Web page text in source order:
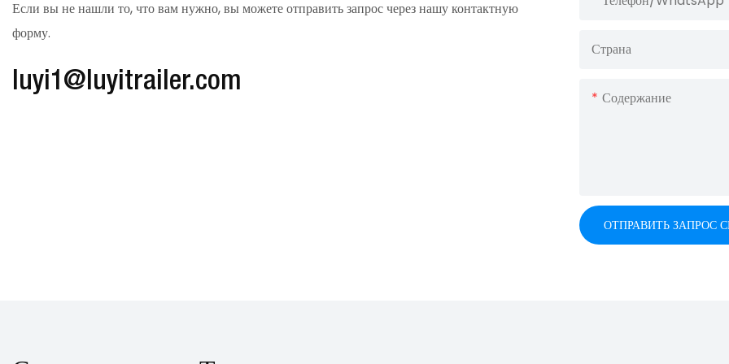
Если вы не нашли то, что вам нужно, вы можете отправить запрос через нашу контактную
форму.
luyi1@luyitrailer.com
Страна
Содержание
ОТПРАВИТЬ ЗАПРОС